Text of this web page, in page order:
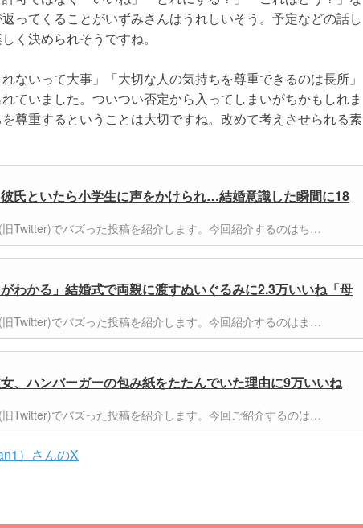
ってくることがいずみさんはうれしいそう。予定などの話し
く決められそうですね。
ないって大事」「大切な人の気持ちを尊重できるのは長所」
ていました。ついつい否定から入ってしまいがちかもしれま
尊重するということは大切ですね。改めて考えさせられる素
氏といたら小学生に声をかけられ…結婚意識した瞬間に18
旧Twitter)でバズった投稿を紹介します。今回紹介するのはち…
がわかる」結婚式で両親に渡すぬいぐるみに2.3万いいね「母
旧Twitter)でバズった投稿を紹介します。今回紹介するのはま…
、ハンバーガーの包み紙をたたんでいた理由に9万いいね
旧Twitter)でバズった投稿を紹介します。今回ご紹介するのは…
）さんのX